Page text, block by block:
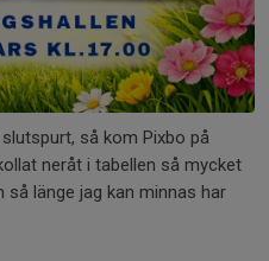
så kom Pixbo på
neråt i tabellen så mycket
länge jag kan minnas har